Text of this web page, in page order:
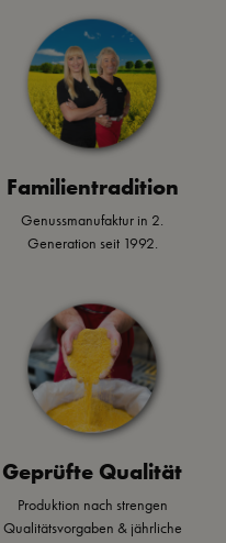
Familientradition
Genussmanufaktur in 2.
Generation seit 1992.
Geprüfte Qualität
Produktion nach strengen
Qualitätsvorgaben & jährliche